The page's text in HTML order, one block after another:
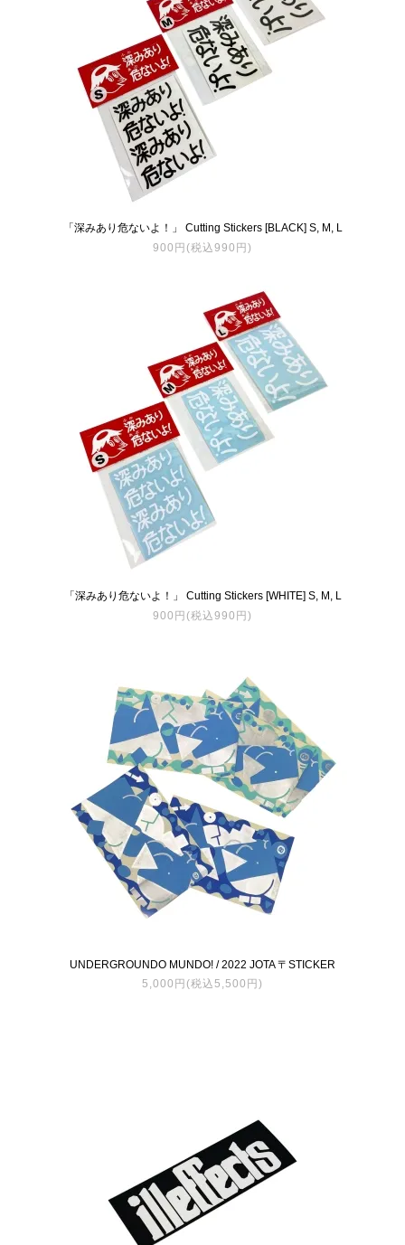
「深みあり危ないよ！」 Cutting Stickers [BLACK] S, M, L
900円(税込990円)
「深みあり危ないよ！」 Cutting Stickers [WHITE] S, M, L
900円(税込990円)
UNDERGROUNDO MUNDO! / 2022 JOTA 〒STICKER
5,000円(税込5,500円)